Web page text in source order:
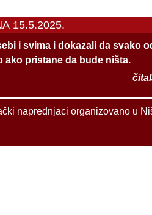
15.5.2025.
i svima i dokazali da svako
ako pristane da bude ništa.
naprednjaci organizovano u